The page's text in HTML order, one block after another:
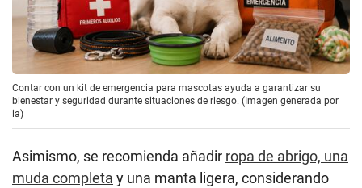
Contar con un kit de emergencia para mascotas ayuda a garantizar su
bienestar y seguridad durante situaciones de riesgo. (Imagen generada por
ia)
Asimismo, se recomienda añadir ropa de abrigo, una
muda completa y una manta ligera, considerando